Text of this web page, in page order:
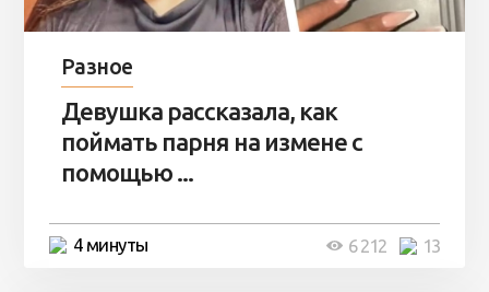
Разное
Девушка рассказала, как
поймать парня на измене с
помощью ...
4 минуты 13
6 212